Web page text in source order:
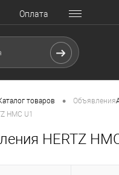
Оплата
товаров • Объявления
HMC U1
HERTZ